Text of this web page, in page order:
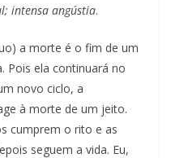
intensa angústia.
a morte é o fim de um
Pois ela continuará no
novo ciclo, a
à morte de um jeito.
cumprem o rito e as
seguem a vida. Eu,